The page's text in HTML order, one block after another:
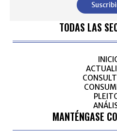
TODAS LAS
MANTÉNGASE